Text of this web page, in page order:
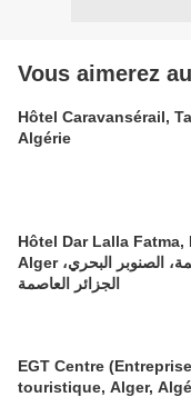
Vous aimerez
Hôtel Caravansérail,
Algérie
Hôtel Dar Lalla Fatma,
Alger فندق دار لالة فاطمة، الصنوبر البحري،
الجزائر العاصمة
EGT Centre
touristique, Alger,